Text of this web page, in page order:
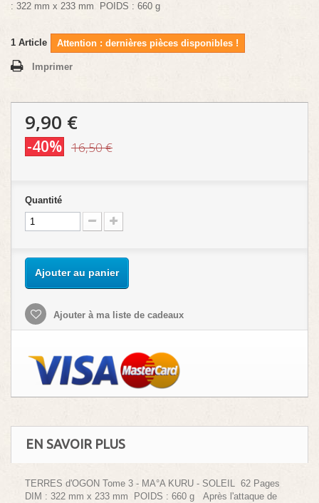
: 322 mm x 233 mm POIDS : 660 g
1 Article Attention : dernières pièces disponibles !
Imprimer
9,90 €
-40% 16,50 €
Quantité
Ajouter au panier
Ajouter à ma liste de cadeaux
EN SAVOIR PLUS
TERRES d'OGON Tome 3 - MA°A KURU - SOLEIL 62 Pages
DIM : 322 mm x 233 mm POIDS : 660 g Après l'attaque de